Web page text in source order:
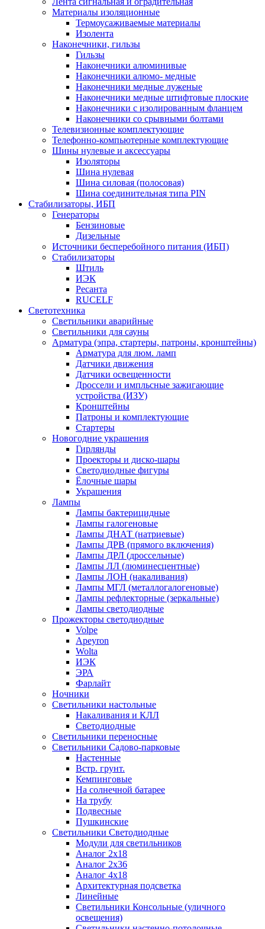
Материалы изоляционные
Термоусаживаемые матeриалы
Изолента
Наконечники, гильзы
Гильзы
Наконечники алюминивые
Наконечники алюмо- медные
Наконечники медные луженые
Наконечники медные штифтовые плоские
Наконечники с изолированным фланцем
Наконечники со срывными болтами
Телевизионные комплектующие
Телефонно-компьютерные комплектующие
Шины нулевые и аксессуары
Изоляторы
Шина нулевая
Шина силовая (полосовая)
Шина соединительная типа PIN
Стабилизаторы, ИБП
Генераторы
Бензиновые
Дизельные
Источники бесперебойного питания (ИБП)
Стабилизаторы
Штиль
ИЭК
Ресанта
RUCELF
Светотехника
Светильники аварийные
Светильники для сауны
Арматура (эпра, стартеры, патроны, кронштейны)
Арматура для люм. ламп
Датчики движения
Датчики освещенности
Дроссели и импльсные зажигающие
устройства (ИЗУ)
Кронштейны
Патроны и комплектующие
Стартеры
Новогодние украшения
Гирлянды
Проекторы и диско-шары
Светодиодные фигуры
Ёлочные шары
Украшения
Лампы
Лампы бактерицидные
Лампы галогеновые
Лампы ДНАТ (натриевые)
Лампы ДРВ (прямого включения)
Лампы ДРЛ (дроссельные)
Лампы ЛЛ (люминесцентные)
Лампы ЛОН (накаливания)
Лампы МГЛ (металлогалогеновые)
Лампы рефлекторные (зеркальные)
Лампы светодиодные
Прожекторы светодиодные
Volpe
Apeyron
Wolta
ИЭК
ЭРА
Фарлайт
Ночники
Светильники настольные
Накаливания и КЛЛ
Светодиодные
Светильники переносные
Светильники Садово-парковые
Настенные
Встр. грунт.
Кемпинговые
На солнечной батарее
На трубу
Подвесные
Пушкинские
Светильники Светодиодные
Модули для светильников
Аналог 2х18
Аналог 2х36
Аналог 4х18
Архитектурная подсветка
Линейные
Светильники Консольные (уличного
освещения)